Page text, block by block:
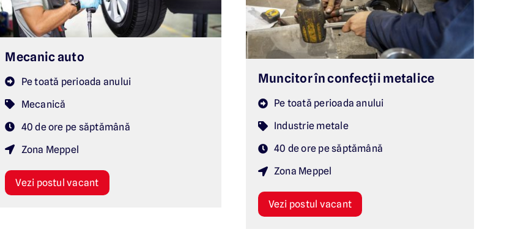
Mecanic auto
Pe toată perioada anului
Mecanică
40 de ore pe săptămână
Zona Meppel
Vezi postul vacant
Muncitor în confecții metalice
Pe toată perioada anului
Industrie metale
40 de ore pe săptămână
Zona Meppel
Vezi postul vacant